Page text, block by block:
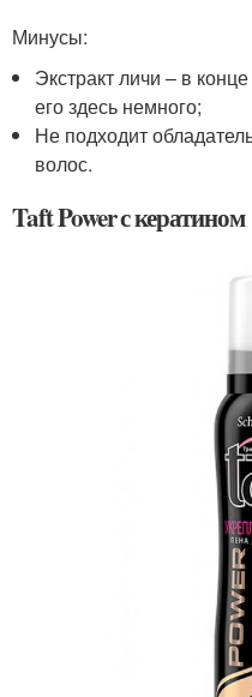
Минусы:
Экстракт личи – в
его здесь немного;
Не подходит
волос.
Taft Power с кератином